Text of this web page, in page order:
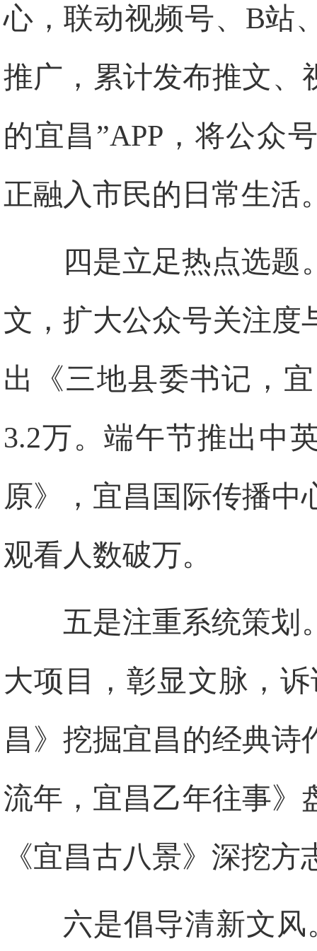
心，联动视频号、B站
推广，累计发布推文、
的宜昌”APP，将公众
正融入市民的日常生活
四是立足热点选题
文，扩大公众号关注度
出《三地县委书记，
3.2万。端午节推出中
原》，宜昌国际传播中
观看人数破万。
五是注重系统策划
大项目，彰显文脉，
昌》挖掘宜昌的经典诗
流年，宜昌乙年往事》
《宜昌古八景》深挖
六是倡导清新文